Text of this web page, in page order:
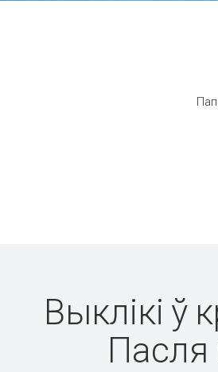
Выклікі ў
Пасля